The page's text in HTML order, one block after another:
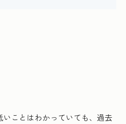
ことはわかっていても、過去